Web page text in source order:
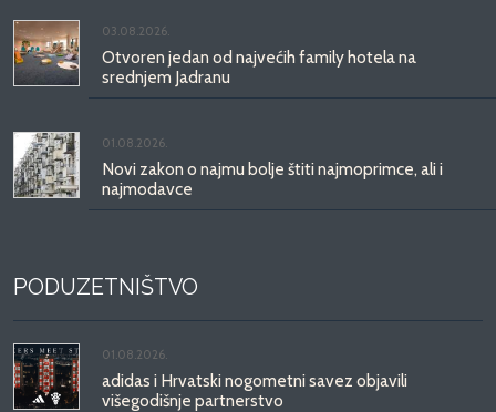
03.08.2026.
Otvoren jedan od najvećih family hotela na
srednjem Jadranu
01.08.2026.
Novi zakon o najmu bolje štiti najmoprimce, ali i
najmodavce
PODUZETNIŠTVO
01.08.2026.
adidas i Hrvatski nogometni savez objavili
višegodišnje partnerstvo